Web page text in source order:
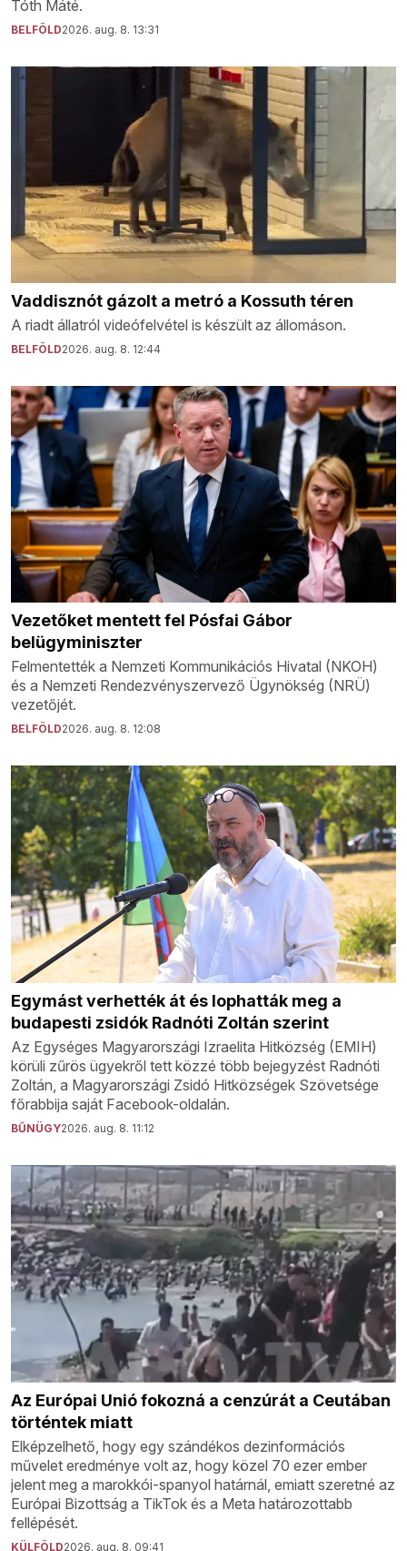
Tóth Máté.
BELFÖLD2026. aug. 8. 13:31
Vaddisznót gázolt a metró a Kossuth téren
A riadt állatról videófelvétel is készült az állomáson.
BELFÖLD2026. aug. 8. 12:44
Vezetőket mentett fel Pósfai Gábor
belügyminiszter
Felmentették a Nemzeti Kommunikációs Hivatal (NKOH)
és a Nemzeti Rendezvényszervező Ügynökség (NRÜ)
vezetőjét.
BELFÖLD2026. aug. 8. 12:08
Egymást verhették át és lophatták meg a
budapesti zsidók Radnóti Zoltán szerint
Az Egységes Magyarországi Izraelita Hitközség (EMIH)
körüli zűrös ügyekről tett közzé több bejegyzést Radnóti
Zoltán, a Magyarországi Zsidó Hitközségek Szövetsége
főrabbija saját Facebook-oldalán.
BŰNÜGY2026. aug. 8. 11:12
Az Európai Unió fokozná a cenzúrát a Ceutában
történtek miatt
Elképzelhető, hogy egy szándékos dezinformációs
művelet eredménye volt az, hogy közel 70 ezer ember
jelent meg a marokkói-spanyol határnál, emiatt szeretné az
Európai Bizottság a TikTok és a Meta határozottabb
fellépését.
KÜLFÖLD2026. aug. 8. 09:41